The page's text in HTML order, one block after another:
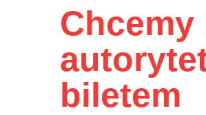
Chcemy
biletem